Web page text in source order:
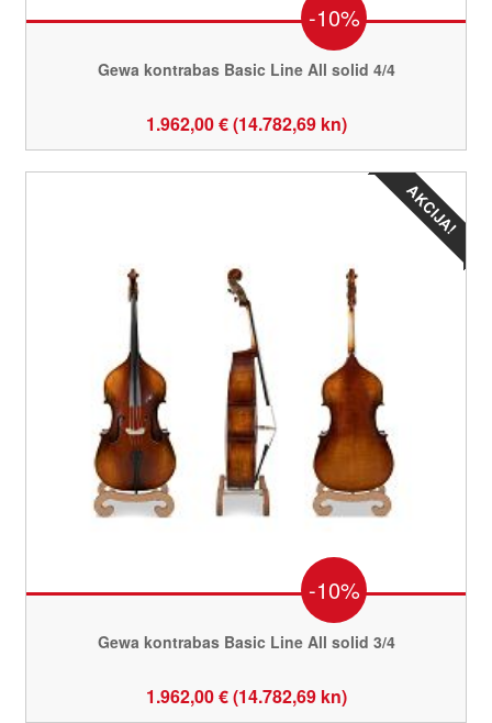
-10%
Gewa kontrabas Basic Line All solid 4/4
1.962,00 € (14.782,69 kn)
-10%
Gewa kontrabas Basic Line All solid 3/4
1.962,00 € (14.782,69 kn)